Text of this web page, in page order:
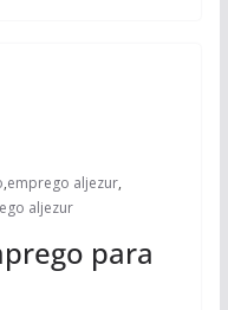
,emprego aljezur,
aljezur
para